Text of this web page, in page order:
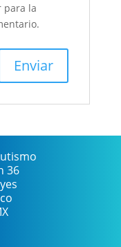
para la
36